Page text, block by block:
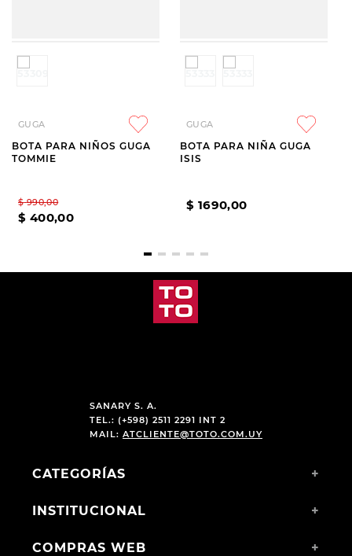
GUGA
BOTA PARA NIÑOS GUGA
TOMMIE
$ 990,00
$ 400,00
GUGA
BOTA PARA NIÑA GUGA
ISIS
$ 1690,00
SANARY S. A.
TEL.: (+598) 2511 2291 INT 2
MAIL: ATCLIENTE@TOTO.COM.UY
CATEGORÍAS +
INSTITUCIONAL +
COMPRAS WEB +